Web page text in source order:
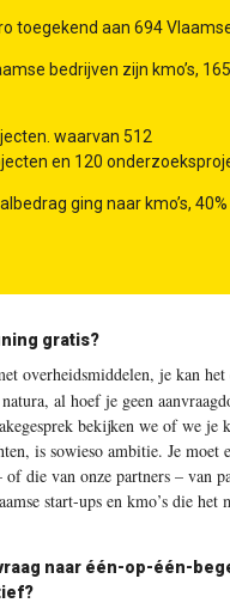
toegekend aan 694
bedrijven zijn kmo’s,
waarvan 512
en 120
ging naar kmo’s,
gratis?
overheidsmiddelen, je kan het
al hoef je geen
bekijken we of we je
is sowieso ambitie. Je moet
of die van onze partners – van
start-ups en kmo’s die het
naar één-op-één-